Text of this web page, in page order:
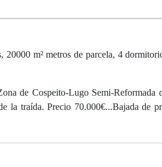
20000 m² metros de parcela, 4
de Cospeito-Lugo Semi-
la traída. Precio 70.000€...Bajada de